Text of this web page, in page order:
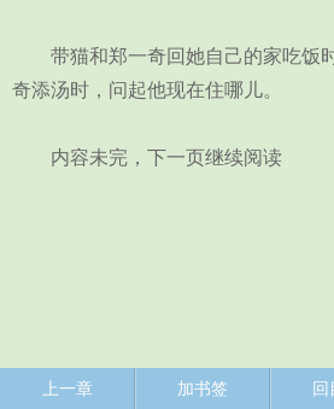
带猫和郑一奇回她自己的家吃饭
奇添汤时，问起他现在住哪儿。
内容未完，下一页继续阅读
上一章 加书签 回